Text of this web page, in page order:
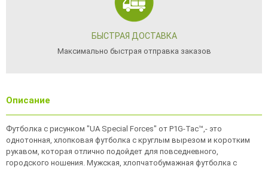
БЫСТРАЯ ДОСТАВКА
Максимально быстрая отправка заказов
Описание
Футболка с рисунком "UA Special Forces" от P1G-Tac™,- это
однотонная, хлопковая футболка с круглым вырезом и коротким
рукавом, которая отлично подойдет для повседневного,
городского ношения. Мужская, хлопчатобумажная футболка с